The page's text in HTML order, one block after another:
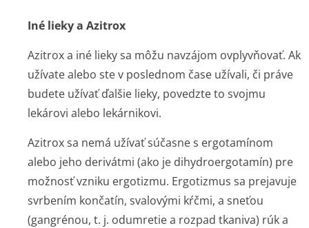
Iné lieky a Azitrox
Azitrox a iné lieky sa môžu navzájom ovplyvňovať. Ak
užívate alebo ste v poslednom čase užívali, či práve
budete užívať ďalšie lieky, povedzte to svojmu
lekárovi alebo lekárnikovi.
Azitrox sa nemá užívať súčasne s ergotamínom
alebo jeho derivátmi (ako je dihydroergotamín) pre
možnosť vzniku ergotizmu. Ergotizmus sa prejavuje
svrbením končatín, svalovými kŕčmi, a sneťou
(gangrénou, t. j. odumretie a rozpad tkaniva) rúk a